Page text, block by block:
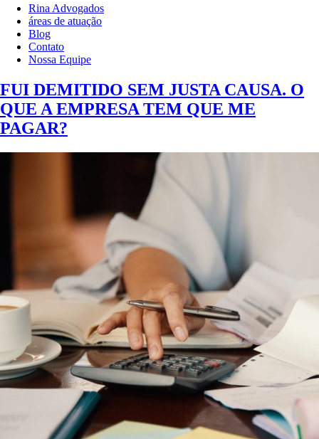
Rina Advogados
áreas de atuação
Blog
Contato
Nossa Equipe
FUI DEMITIDO SEM JUSTA CAUSA. O
QUE A EMPRESA TEM QUE ME
PAGAR?